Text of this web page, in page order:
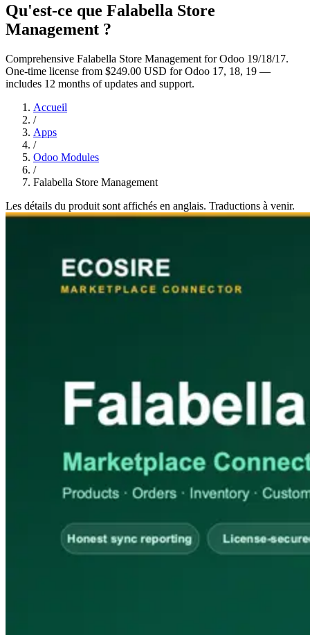
Qu'est-ce que Falabella Store
Management ?
Comprehensive Falabella Store Management for Odoo 19/18/17.
One-time license from $249.00 USD for Odoo 17, 18, 19 —
includes 12 months of updates and support.
Accueil
/
Apps
/
Odoo Modules
/
Falabella Store Management
Les détails du produit sont affichés en anglais. Traductions à venir.